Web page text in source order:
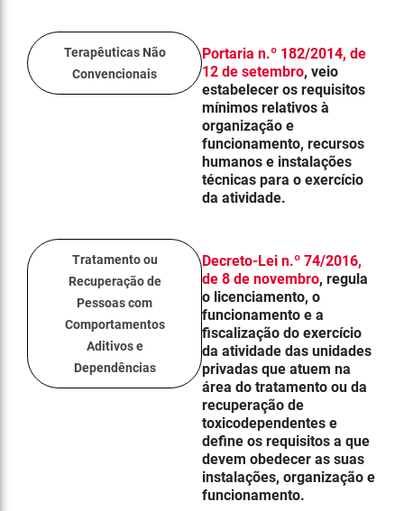
Terapêuticas Não
Convencionais
Portaria n.º 182/2014, de
12 de setembro, veio
estabelecer os requisitos
mínimos relativos à
organização e
funcionamento, recursos
humanos e instalações
técnicas para o exercício
da atividade.
Tratamento ou
Recuperação de
Pessoas com
Comportamentos
Aditivos e
Dependências
Decreto-Lei n.º 74/2016,
de 8 de novembro, regula
o licenciamento, o
funcionamento e a
fiscalização do exercício
da atividade das unidades
privadas que atuem na
área do tratamento ou da
recuperação de
toxicodependentes e
define os requisitos a que
devem obedecer as suas
instalações, organização e
funcionamento.